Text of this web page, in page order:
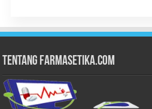
Tentang Farmasetika.com